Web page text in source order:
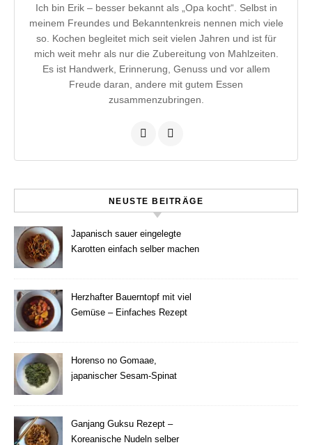
Ich bin Erik – besser bekannt als „Opa kocht“. Selbst in
meinem Freundes und Bekanntenkreis nennen mich viele
so. Kochen begleitet mich seit vielen Jahren und ist für
mich weit mehr als nur die Zubereitung von Mahlzeiten.
Es ist Handwerk, Erinnerung, Genuss und vor allem
Freude daran, andere mit gutem Essen
zusammenzubringen.
NEUSTE BEITRÄGE
Japanisch sauer eingelegte
Karotten einfach selber machen
Herzhafter Bauerntopf mit viel
Gemüse – Einfaches Rezept
Horenso no Gomaae,
japanischer Sesam-Spinat
Ganjang Guksu Rezept –
Koreanische Nudeln selber